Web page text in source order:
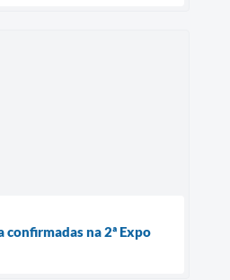
confirmadas na 2ª Expo